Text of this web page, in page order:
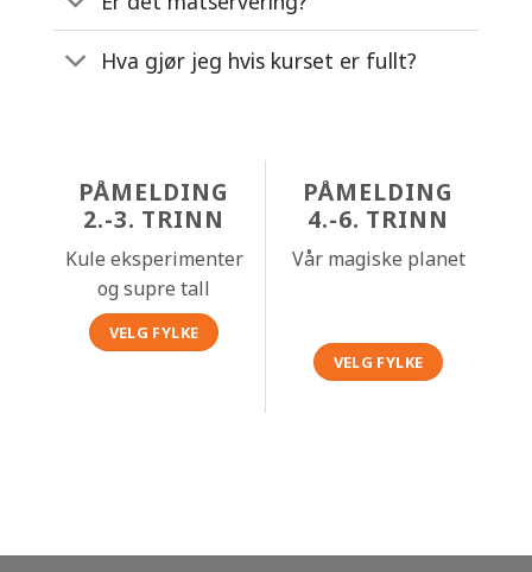
Hva gjør jeg hvis kurset er fullt?
PÅMELDING
2.-3. TRINN
Kule eksperimenter
og supre tall
VELG FYLKE
PÅMELDING
4.-6. TRINN
Vår magiske planet
VELG FYLKE